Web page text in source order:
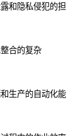
和隐私侵犯的担
合的复杂
生产的自动化能